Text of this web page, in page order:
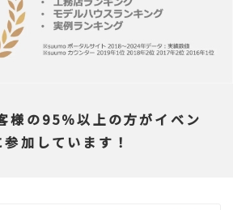
様の95％以上の方がイベン
参加しています！